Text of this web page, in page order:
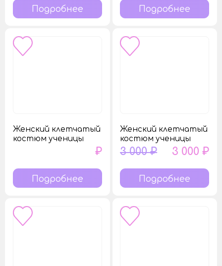
Подробнее Подробнее
Женский клетчатый
костюм ученицы
₽
Подробнее
Женский клетчатый
костюм ученицы
3 000 ₽ 3 000 ₽
Подробнее